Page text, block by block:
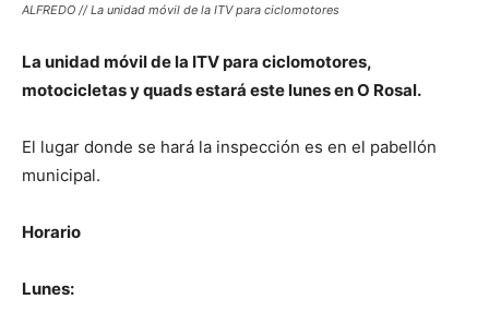
ALFREDO // La unidad móvil de la ITV para ciclomotores
La unidad móvil de la ITV para ciclomotores,
motocicletas y quads estará este lunes en O Rosal.
El lugar donde se hará la inspección es en el pabellón
municipal.
Horario
Lunes: